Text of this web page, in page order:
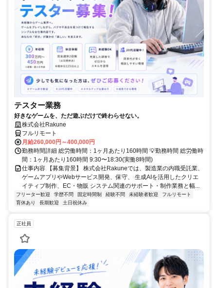
テスター業務
好きなゲームを、ただ遊ぶだけで終わらせない。
株式会社Rakune
フルリモート
月給260,000円～400,000円
勤務時間詳細 総労働時間：1ヶ月あたり160時間 💡勤務時間 総労働時
間：1ヶ月あたり160時間 9:30〜18:30(実働8時間)
仕事内容 【募集背景】 株式会社Rakuneでは、製造業の内職受託業、
ゲームアプリやWebサービス開発、保守、 生成AIを活用したクリエ
イティブ制作、EC・物販 システム関連のサポート・制作業務と幅...
フリーター歓迎 学歴不問 固定時間制 経験不問 未経験者歓迎
フルリモート
育休あり
長期歓迎 土日祝休み
正社員